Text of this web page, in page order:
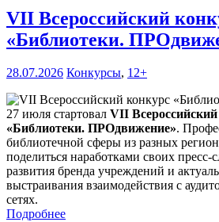
VII Всероссийский
«Библиотеки.
28.07.2026 Конкурсы, 12+
27 июля стартовал VII
«Библиотеки. ПРОдвижение».
библиотечной сферы из разных
поделиться наработками своих пресс-
развития бренда учреждений и
выстраивания взаимодействия с
сетях.
Подробнее